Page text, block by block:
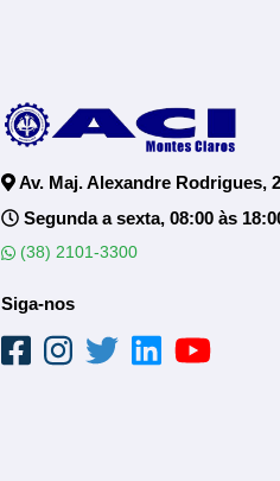
Av. Maj. Alexandre Rodrigues,
Segunda a sexta, 08:00 às
(38) 2101-3300
Siga-nos